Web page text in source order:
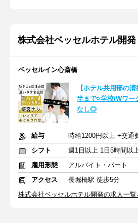
株式会社ベッセルホテル開発
ベッセルイン心斎橋
【ホテル共用部の
半まで>学校/Wワー
なし◎
給与
時給1200円以上 +交通
シフト
雇用形態
アルバイト・パート
アクセス
長堀橋駅 徒歩5分
株式会社ベッセルホテル開発の求人一覧